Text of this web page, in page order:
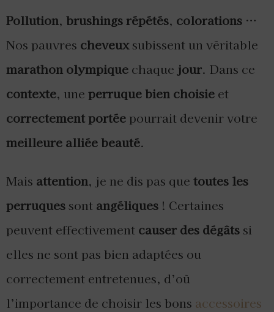
Pollution, brushings répétés, colorations …
Nos pauvres cheveuxsubissent un véritable
marathon olympique chaque jour. Dans ce
contexte, une perruque bien choisie et
correctement portée pourrait devenir votre
meilleure alliée beauté.
Mais attention, je ne dis pas que toutes les
perruquessont angéliques ! Certaines
peuvent effectivement causer des dégâtssi
elles ne sont pas bien adaptées ou
correctement entretenues, d’où
l’importance de choisir les bons accessoires